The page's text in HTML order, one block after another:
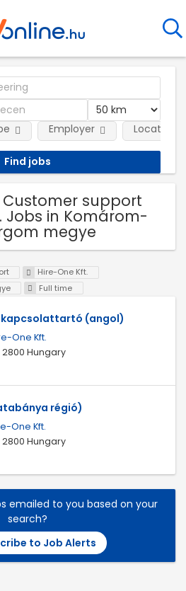
Employer Location
Customer support
Jobs in Komárom-
megye
Hire-One Kft.
Full time
kapcsolattartó (angol)
One Kft.
Hungary
régió)
One Kft.
Hungary
emailed to you based on your
search?
to Job Alerts